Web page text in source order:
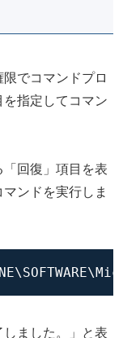
でコマンドプロ
指定してコマン
回復」項目を表
ンドを実行しま
ました。」と表